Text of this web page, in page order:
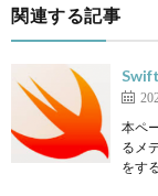
関連する記事
本ペ
るメ
をす